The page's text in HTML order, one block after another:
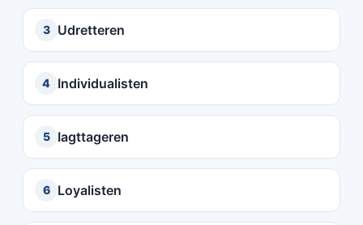
3 Udretteren
4 Individualisten
5 Iagttageren
6 Loyalisten